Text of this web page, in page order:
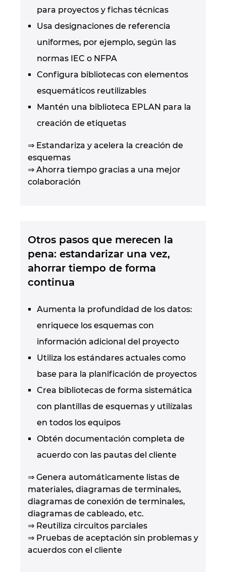
para proyectos y fichas técnicas
Usa designaciones de referencia
uniformes, por ejemplo, según las
normas IEC o NFPA
Configura bibliotecas con elementos
esquemáticos reutilizables
Mantén una biblioteca EPLAN para la
creación de etiquetas
⇒ Estandariza y acelera la creación de
esquemas
⇒ Ahorra tiempo gracias a una mejor
colaboración
Otros pasos que merecen la
pena: estandarizar una vez,
ahorrar tiempo de forma
continua
Aumenta la profundidad de los datos:
enriquece los esquemas con
información adicional del proyecto
Utiliza los estándares actuales como
base para la planificación de proyectos
Crea bibliotecas de forma sistemática
con plantillas de esquemas y utilízalas
en todos los equipos
Obtén documentación completa de
acuerdo con las pautas del cliente
⇒ Genera automáticamente listas de
materiales, diagramas de terminales,
diagramas de conexión de terminales,
diagramas de cableado, etc.
⇒ Reutiliza circuitos parciales
⇒ Pruebas de aceptación sin problemas y
acuerdos con el cliente